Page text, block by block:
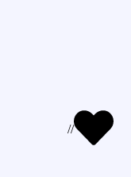
//